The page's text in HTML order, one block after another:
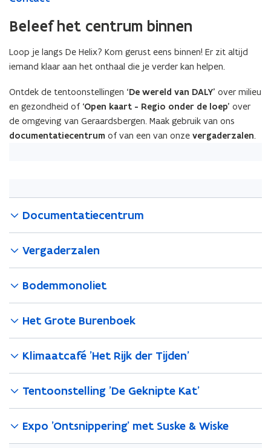
Beleef het centrum binnen
Loop je langs De Helix? Kom gerust eens binnen! Er zit altijd
iemand klaar aan het onthaal die je verder kan helpen.
Ontdek de tentoonstellingen ‘De wereld van DALY’ over milieu
en gezondheid of ‘Open kaart - Regio onder de loep’ over
de omgeving van Geraardsbergen. Maak gebruik van ons
documentatiecentrum of van een van onze vergaderzalen.
Documentatiecentrum
Vergaderzalen
Bodemmonoliet
Het Grote Burenboek
Klimaatcafé 'Het Rijk der Tijden'
Tentoonstelling 'De Geknipte Kat'
Expo 'Ontsnippering' met Suske & Wiske